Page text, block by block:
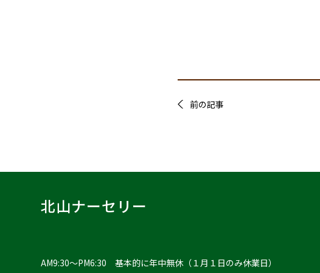
前の記事
北山ナーセリー
AM9:30〜PM6:30 基本的に年中無休（１月１日のみ休業日）